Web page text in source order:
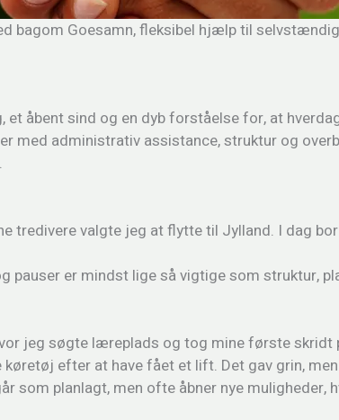
bagom Goesamn, fleksibel hjælp til
et åbent sind og en dyb forståelse for, at
administrativ assistance, struktur og
tredivere valgte jeg at flytte til Jylland. I dag
er mindst lige så vigtige som struktur,
jeg søgte læreplads og tog mine første
efter at have fået et lift. Det gav grin,
planlagt, men ofte åbner nye muligheder,